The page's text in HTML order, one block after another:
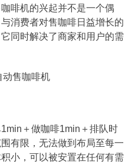
啡机的兴起并不是一个偶
消费者对售咖啡日益增长的
同时解决了商家和用户的需
＋做咖啡1min＋排队时
有限，无法做到布局至每一
小，可以被安置在任何有需